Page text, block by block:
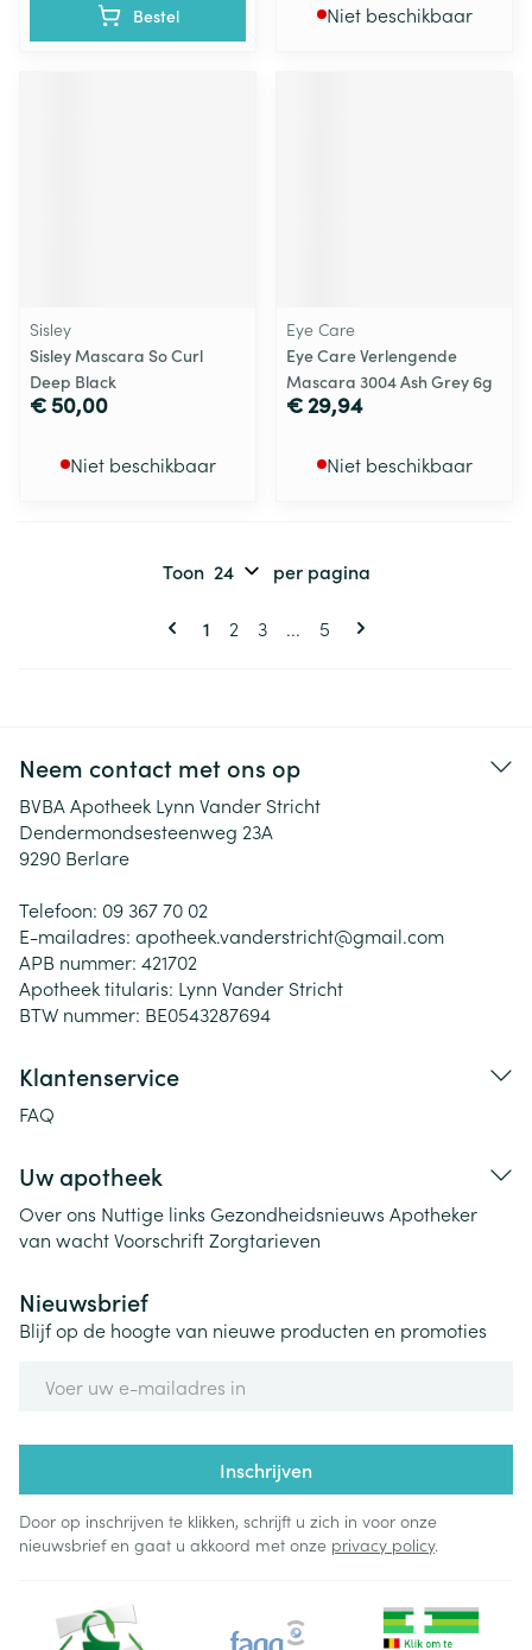
Bestel Niet beschikbaar
Sisley
Sisley Mascara So Curl
Deep Black
€ 50,00
Niet beschikbaar
Eye Care
Eye Care Verlengende
Mascara 3004 Ash Grey 6g
€ 29,94
Niet beschikbaar
Pagina's
U lees momenteel pagina
1 Pagina
2 Pagina
3 ... Pagina
5
Toon per pagina
Neem contact met ons op
BVBA Apotheek Lynn Vander Stricht
Dendermondsesteenweg 23A
9290 Berlare
Telefoon: 09 367 70 02
E-mailadres: apotheek.vanderstricht@gmail.com
APB nummer: 421702
Apotheek titularis: Lynn Vander Stricht
BTW nummer: BE0543287694
Klantenservice
FAQ
Uw apotheek
Over ons Nuttige links Gezondheidsnieuws Apotheker
van wachtVoorschriftZorgtarieven
Nieuwsbrief
Blijf op de hoogte van nieuwe producten en promoties
Inschrijven
Door op inschrijven te klikken, schrijft u zich in voor onze
nieuwsbrief en gaat u akkoord met onze privacy policy.